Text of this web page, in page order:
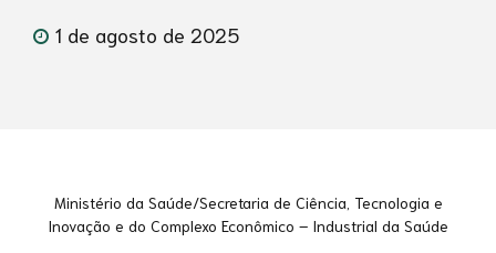
1 de agosto de 2025
Ministério da Saúde/Secretaria de Ciência, Tecnologia e
Inovação e do Complexo Econômico – Industrial da Saúde